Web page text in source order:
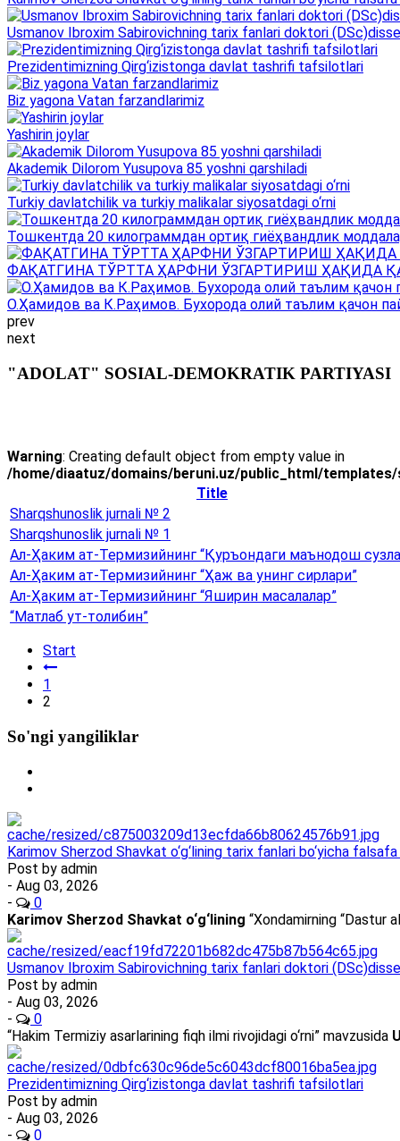
Usmanov Ibroxim Sabirovichning tarix fanlari doktori
Prezidentimizning Qirg‘izistonga davlat tashrifi tafsilotlari
Biz yagona Vatan farzandlarimiz
Yashirin joylar
Akademik Dilorom Yusupova 85 yoshni qarshiladi
Turkiy davlatchilik va turkiy malikalar siyosatdagi o‘rni
Тошкентда 20 килограммдан ортиқ гиёҳвандлик
ФАҚАТГИНА ТЎРТТА ҲАРФНИ ЎЗГАРТИРИШ ҲАҚИДА
О.Ҳамидов ва К.Раҳимов. Бухорода олий таълим қачон
prev
next
"ADOLAT" SOSIAL-DEMOKRATIK PARTIYASI
Warning: Creating default object from empty value in
/home/diaatuz/domains/beruni.uz/public_html/
Title
Sharqshunoslik jurnali № 2
Sharqshunoslik jurnali № 1
Ал-Ҳаким ат-Термизийнинг “Қуръондаги маънодош
Ал-Ҳаким ат-Термизийнинг “Ҳаж ва унинг сирлари”
Ал-Ҳаким ат-Термизийнинг “Яширин масалалар”
“Матлаб ут-толибин”
Start
1
2
So'ngi yangiliklar
Karimov Sherzod Shavkat o‘g‘lining tarix fanlari bo‘yicha
Post by admin
- Aug 03, 2026
-
0
Karimov Sherzod Shavkat o‘g‘lining “Xondamirning “Dastur
Usmanov Ibroxim Sabirovichning tarix fanlari doktori
Post by admin
- Aug 03, 2026
-
0
“Hakim Termiziy asarlarining fiqh ilmi rivojidagi o‘rni” mavzusida
Prezidentimizning Qirg‘izistonga davlat tashrifi tafsilotlari
Post by admin
- Aug 03, 2026
-
0